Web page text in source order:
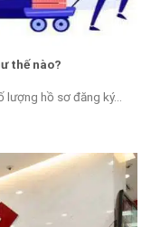
thế nào?
lượng hồ sơ đăng ký...